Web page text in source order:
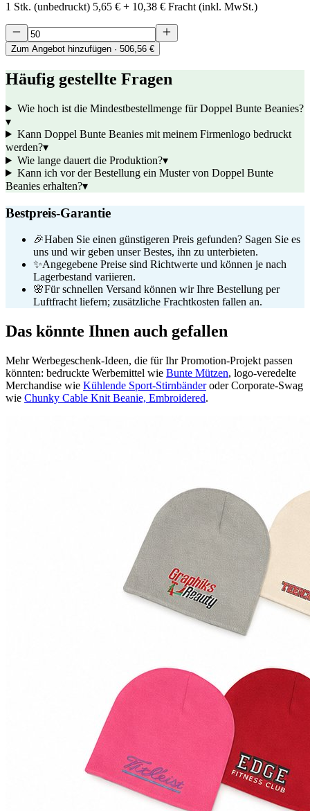
1 Stk. (unbedruckt) 5,65 € + 10,38 € Fracht (inkl. MwSt.)
Zum Angebot hinzufügen · 506,56 €
Häufig gestellte Fragen
Wie hoch ist die Mindestbestellmenge für Doppel Bunte Beanies?
▾
Kann Doppel Bunte Beanies mit meinem Firmenlogo bedruckt
werden?▾
Wie lange dauert die Produktion?▾
Kann ich vor der Bestellung ein Muster von Doppel Bunte
Beanies erhalten?▾
Bestpreis-Garantie
🎉Haben Sie einen günstigeren Preis gefunden? Sagen Sie es
uns und wir geben unser Bestes, ihn zu unterbieten.
✨Angegebene Preise sind Richtwerte und können je nach
Lagerbestand variieren.
🌸Für schnellen Versand können wir Ihre Bestellung per
Luftfracht liefern; zusätzliche Frachtkosten fallen an.
Das könnte Ihnen auch gefallen
Mehr Werbegeschenk-Ideen, die für Ihr Promotion-Projekt passen
könnten: bedruckte Werbemittel wie Bunte Mützen, logo-veredelte
Merchandise wie Kühlende Sport-Stirnbänderoder Corporate-Swag
wie Chunky Cable Knit Beanie, Embroidered.